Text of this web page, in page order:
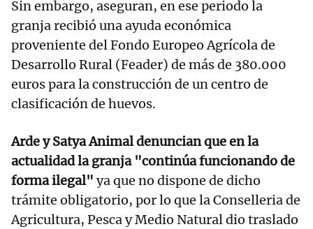
Sin embargo, aseguran, en ese periodo la
granja recibió una ayuda económica
proveniente del Fondo Europeo Agrícola de
Desarrollo Rural (Feader) de más de 380.000
euros para la construcción de un centro de
clasificación de huevos.
Arde y Satya Animal denuncian que en la
actualidad la granja "continúa funcionando de
forma ilegal" ya que no dispone de dicho
trámite obligatorio, por lo que la Conselleria de
Agricultura, Pesca y Medio Natural dio traslado